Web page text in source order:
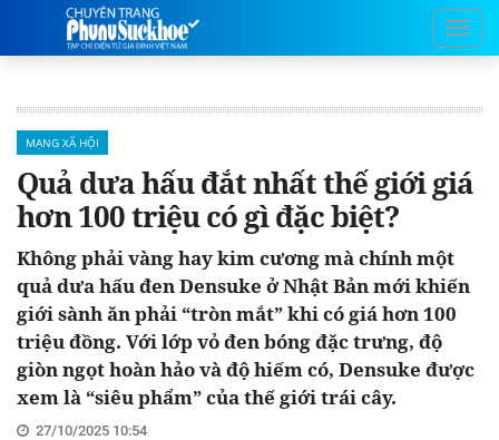
MẠNG XÃ HỘI
Quả dưa hấu đắt nhất thế giới giá
hơn 100 triệu có gì đặc biệt?
Không phải vàng hay kim cương mà chính một
quả dưa hấu đen Densuke ở Nhật Bản mới khiến
giới sành ăn phải “tròn mắt” khi có giá hơn 100
triệu đồng. Với lớp vỏ đen bóng đặc trưng, độ
giòn ngọt hoàn hảo và độ hiếm có, Densuke được
xem là “siêu phẩm” của thế giới trái cây.
27/10/2025 10:54